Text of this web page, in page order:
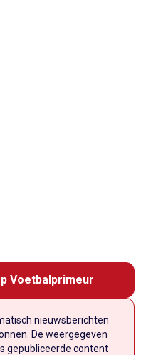
Voetbalprimeur
nieuwsberichten
De weergegeven
gepubliceerde content